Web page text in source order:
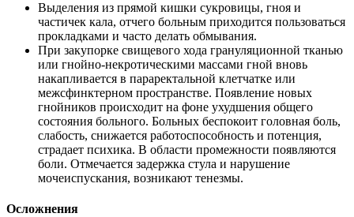
Выделения из прямой кишки сукровицы, гноя и
частичек кала, отчего больным приходится пользоваться
прокладками и часто делать обмывания.
При закупорке свищевого хода грануляционной тканью
или гнойно-некротическими массами гной вновь
накапливается в параректальной клетчатке или
межсфинктерном пространстве. Появление новых
гнойников происходит на фоне ухудшения общего
состояния больного. Больных беспокоит головная боль,
слабость, снижается работоспособность и потенция,
страдает психика. В области промежности появляются
боли. Отмечается задержка стула и нарушение
мочеиспускания, возникают тенезмы.
Осложнения